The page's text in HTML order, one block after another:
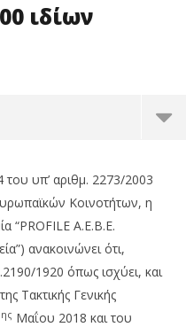
ιδίων
υπ’ αριθμ. 2273/2003
Κοινοτήτων, η
“PROFILE Α.Ε.Β.Ε.
ανακοινώνει ότι,
1920 όπως ισχύει, και
Τακτικής Γενικής
ης Μαΐου 2018 και του